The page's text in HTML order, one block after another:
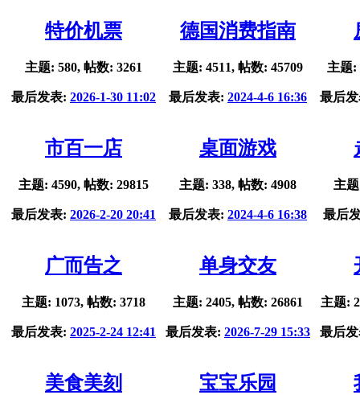
特价机票
主题: 580, 帖数: 3261
最后发表: 2026-1-30 11:02
德国消费指南
主题: 4511, 帖数: 45709
最后发表: 2024-4-6 16:36
主题:
最后
市百一店
主题: 4590, 帖数: 29815
最后发表: 2026-2-20 20:41
桌面游戏
主题: 338, 帖数: 4908
最后发表: 2024-4-6 16:38
主
最后
广而告之
主题: 1073, 帖数: 3718
最后发表: 2025-2-24 12:41
单身交友
主题: 2405, 帖数: 26861
最后发表: 2026-7-29 15:33
主题:
最后
美食美刻 宝宝乐园